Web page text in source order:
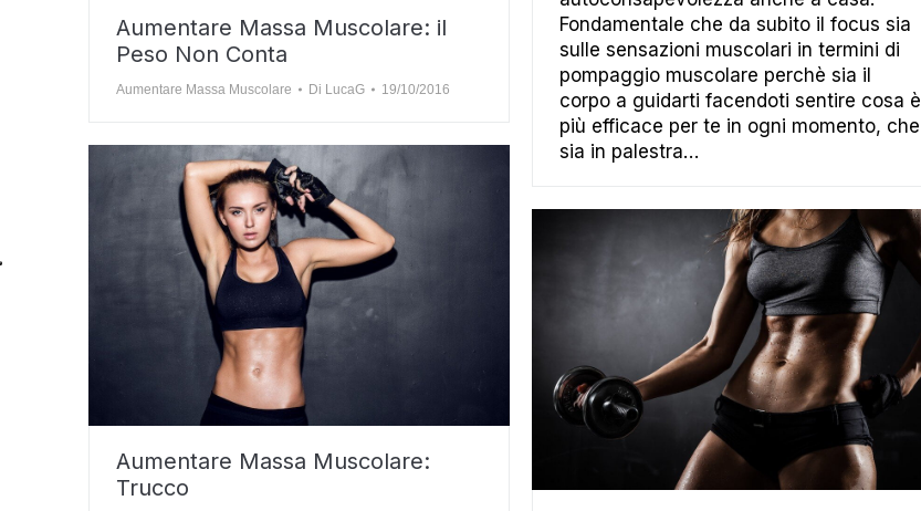
Fondamentale che da subito il focus sia
sulle sensazioni muscolari in termini di
pompaggio muscolare perchè sia il
corpo a guidarti facendoti sentire cosa è
più efficace per te in ogni momento, che
sia in palestra…
Aumentare Massa Muscolare: il
Peso Non Conta
Aumentare Massa Muscolare Di LucaG 19/10/2016
Aumentare Massa Muscolare:
Trucco